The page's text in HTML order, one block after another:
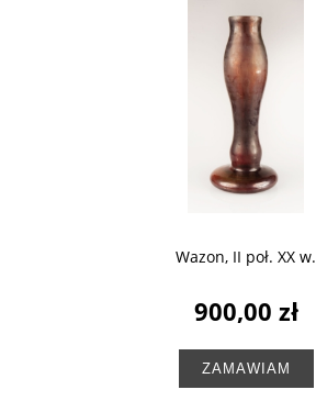
Wazon, II poł. XX w.
900,00 zł
ZAMAWIAM